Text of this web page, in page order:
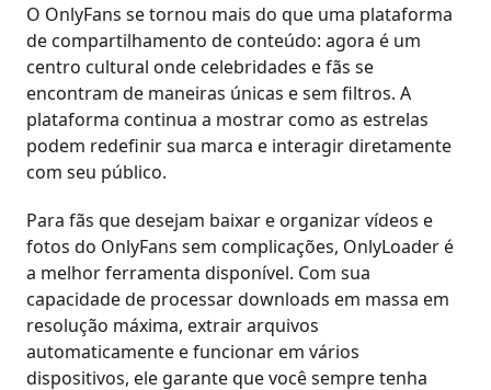
O OnlyFans se tornou mais do que uma plataforma
de compartilhamento de conteúdo: agora é um
centro cultural onde celebridades e fãs se
encontram de maneiras únicas e sem filtros. A
plataforma continua a mostrar como as estrelas
podem redefinir sua marca e interagir diretamente
com seu público.
Para fãs que desejam baixar e organizar vídeos e
fotos do OnlyFans sem complicações, OnlyLoader é
a melhor ferramenta disponível. Com sua
capacidade de processar downloads em massa em
resolução máxima, extrair arquivos
automaticamente e funcionar em vários
dispositivos, ele garante que você sempre tenha